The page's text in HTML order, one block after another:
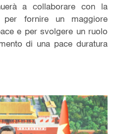
a collaborare con la
per fornire un maggiore
e per svolgere un ruolo
di una pace duratura